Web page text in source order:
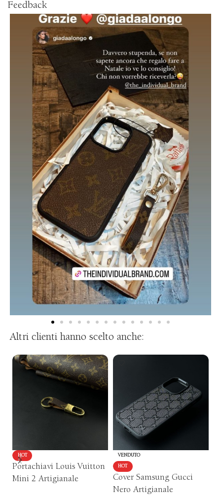
Feedback
Altri clienti hanno scelto anche:
HOT
Portachiavi Louis Vuitton
Mini 2 Artigianale
VENDUTO
HOT
Cover Samsung Gucci
Nero Artigianale